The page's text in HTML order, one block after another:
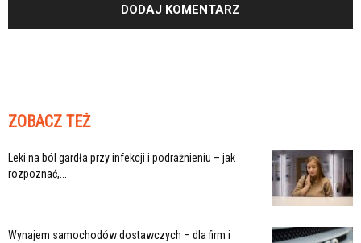
ZOBACZ TEŻ
Leki na ból gardła przy infekcji i podrażnieniu – jak
rozpoznać,...
Wynajem samochodów dostawczych – dla firm i